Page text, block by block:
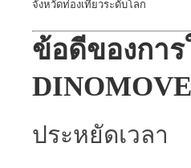
จังหวัดท่องเที่ยวระดับโลก
ข้อดีของการ
DINOMOVE
ประหยัดเวลา